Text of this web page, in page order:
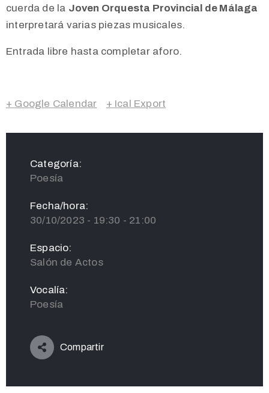
cuerda de la Joven Orquesta Provincial de Málaga
interpretará varias piezas musicales.
Entrada libre hasta completar aforo.
+ Google Calendar + Ical Export
Categoría:
Poesía
Fecha/hora:
30/10/2023 - 19:30 - 21:00
Espacio:
Salón de Actos
Vocalía:
Poesía
Compartir